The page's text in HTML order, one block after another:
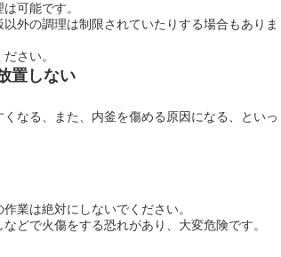
可能です。
外の調理は制限されていたりする場合もありま
さい。
置しない
なる、また、内釜を傷める原因になる、といっ
業は絶対にしないでください。
どで火傷をする恐れがあり、大変危険です。